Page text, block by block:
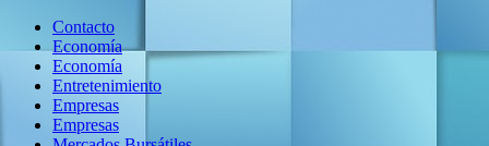
Contacto
Economía
Economía
Entretenimiento
Empresas
Empresas